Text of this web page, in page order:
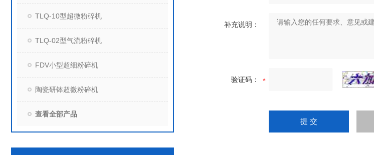
TLQ-10型超微粉碎机
TLQ-02型气流粉碎机
FDV小型超细粉碎机
陶瓷研钵超微粉碎机
查看全部产品
补充说明：
验证码：